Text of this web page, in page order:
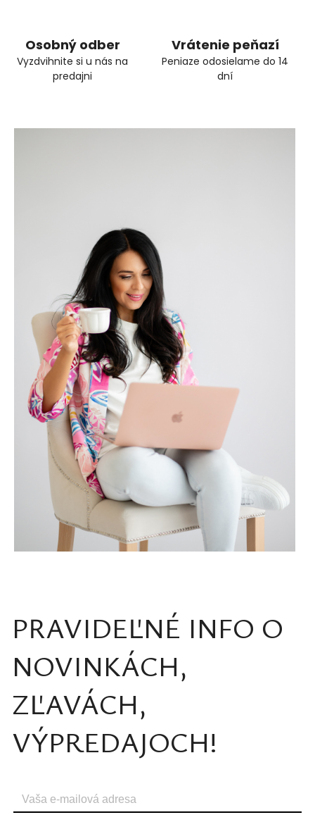
Osobný odber
Vyzdvihnite si u nás na
predajni
Vrátenie peňazí
Peniaze odosielame do 14
dní
PRAVIDEĽNÉ INFO O
NOVINKÁCH,
ZĽAVÁCH,
VÝPREDAJOCH!